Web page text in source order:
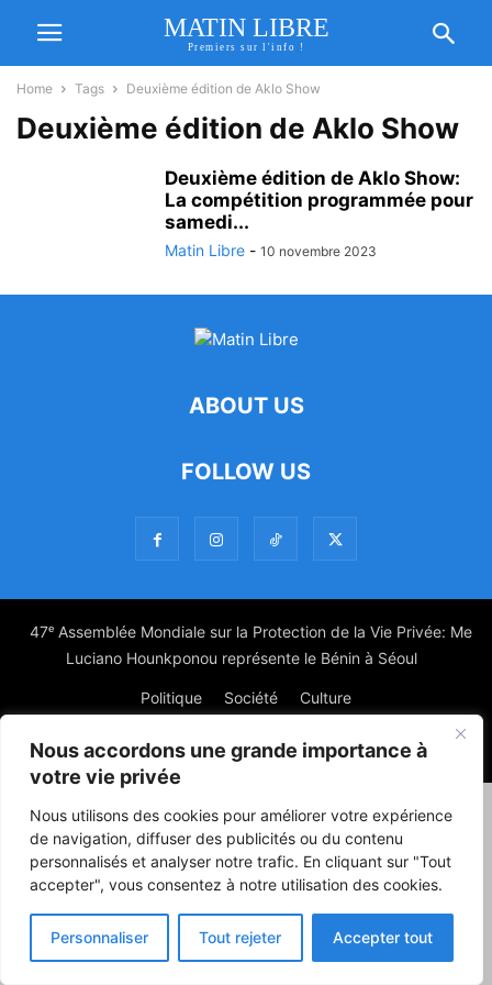
Nous accordons une grande importance à
votre vie privée
Nous utilisons des cookies pour améliorer votre expérience
de navigation, diffuser des publicités ou du contenu
personnalisés et analyser notre trafic. En cliquant sur "Tout
accepter", vous consentez à notre utilisation des cookies.
Personnaliser Tout rejeter Accepter tout
MATIN LIBRE
Premiers sur l'info !
Home Tags Deuxième édition de Aklo Show
Deuxième édition de Aklo Show
Deuxième édition de Aklo Show:
La compétition programmée pour
samedi...
Matin Libre - 10 novembre 2023
ABOUT US
FOLLOW US
47ᵉ Assemblée Mondiale sur la Protection de la Vie Privée: Me
Luciano Hounkponou représente le Bénin à Séoul
Politique Société Culture
© Powered by digitXplus Francophone